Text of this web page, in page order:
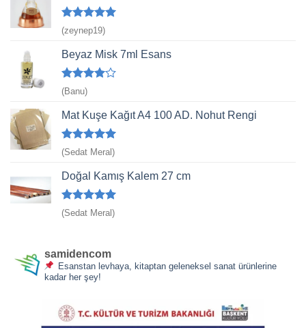
5 üzerinden
5
oy aldı
(zeynep19)
Beyaz Misk 7ml Esans
5
üzerinden
4 oy aldı
(Banu)
Mat Kuşe Kağıt A4 100 AD. Nohut Rengi
5 üzerinden
5
(Sedat Meral)
Doğal Kamış Kalem 27 cm
5 üzerinden
5
(Sedat Meral)
samidencom
Esanstan levhaya, kitaptan geleneksel sanat ürünlerine
kadar her şey!